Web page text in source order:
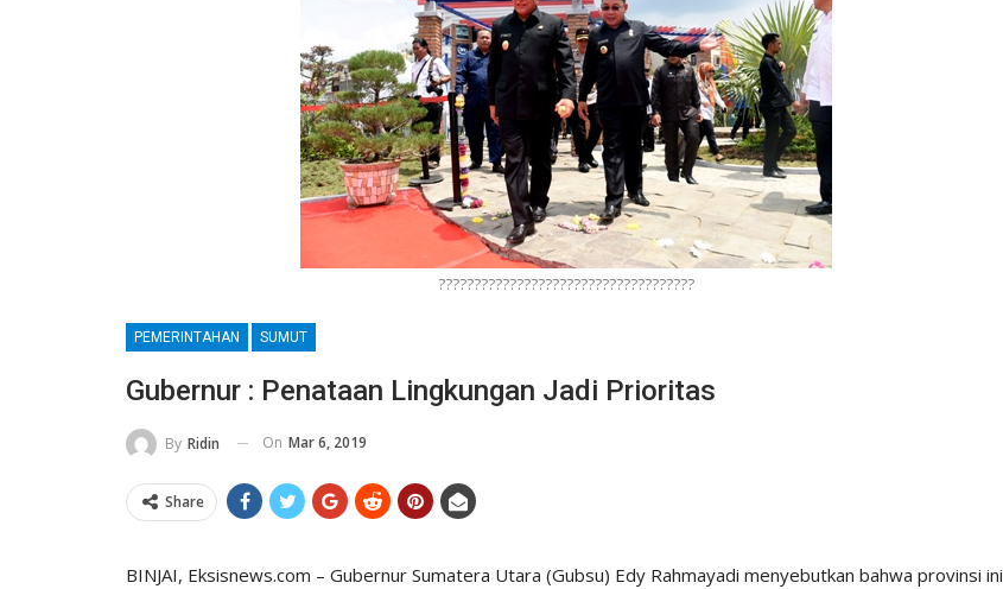
????????????????????????????????????
PEMERINTAHAN SUMUT
Gubernur : Penataan Lingkungan Jadi Prioritas
By Ridin On Mar 6, 2019
Share
BINJAI, Eksisnews.com – Gubernur Sumatera Utara (Gubsu) Edy Rahmayadi menyebutkan bahwa provinsi ini